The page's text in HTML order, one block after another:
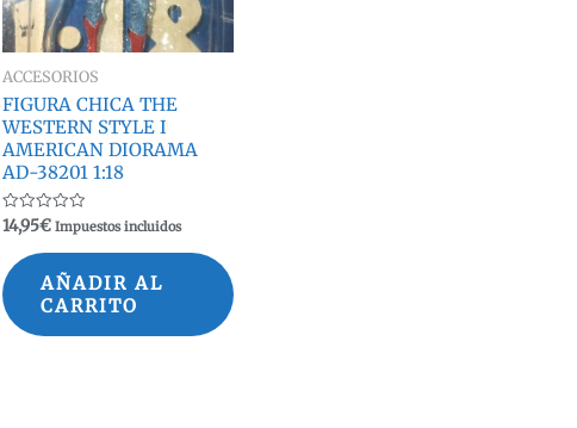
ACCESORIOS
FIGURA CHICA THE
WESTERN STYLE I
AMERICAN DIORAMA
AD-38201 1:18
Valorado
con
de
5
14,95€ Impuestos incluidos
AÑADIR AL
CARRITO